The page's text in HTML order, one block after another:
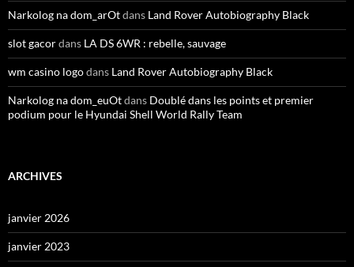
Narkolog na dom_arOtdans Land Rover Autobiography Black
slot gacordans LA DS 6WR : rebelle, sauvage
wm casino logodans Land Rover Autobiography Black
Narkolog na dom_euOtdans Doublé dans les points et premier
podium pour le Hyundai Shell World Rally Team
ARCHIVES
janvier 2026
janvier 2023